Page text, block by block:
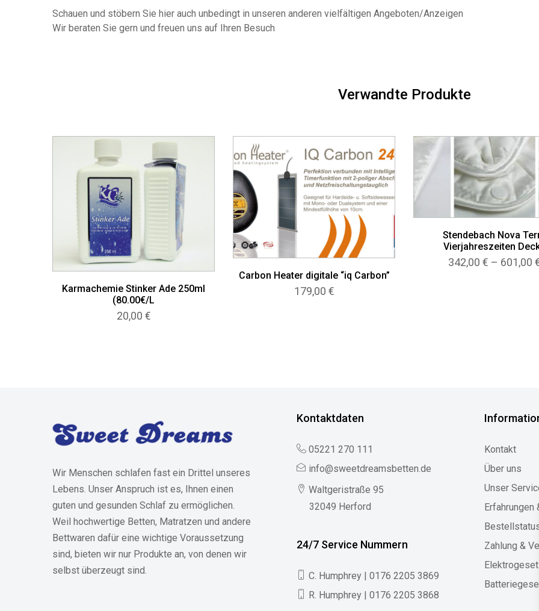
Schauen und stöbern Sie hier auch unbedingt in unseren anderen vielfältigen Angeboten/Anzeigen
Wir beraten Sie gern und freuen uns auf Ihren Besuch
Verwandte Produkte
Karmachemie Stinker Ade 250ml
(80.00€/L
20,00 €
Carbon Heater digitale “iq Carbon”
179,00 €
Stendebach Nova
Vierjahreszeiten
342,00 € – 601,00
Wir Menschen schlafen fast ein Drittel unseres
Lebens. Unser Anspruch ist es, Ihnen einen
guten und gesunden Schlaf zu ermöglichen.
Weil hochwertige Betten, Matratzen und andere
Bettwaren dafür eine wichtige Voraussetzung
sind, bieten wir nur Produkte an, von denen wir
selbst überzeugt sind.
Kontaktdaten
05221 270 111
info@sweetdreamsbetten.de
Waltgeristraße 95
32049 Herford
24/7 Service Nummern
C. Humphrey | 0176 2205 3869
R. Humphrey | 0176 2205 3868
Kontakt
Über uns
Unser
Erfahrungen
Zahlung &